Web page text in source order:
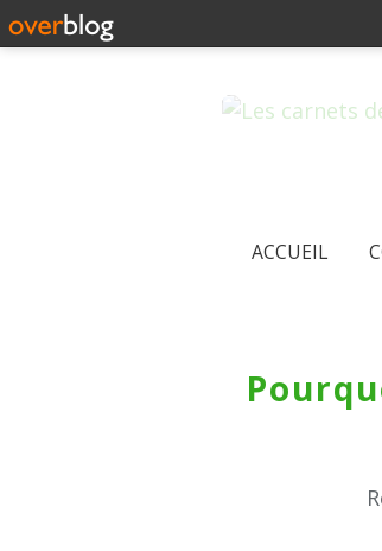
ACCUEIL